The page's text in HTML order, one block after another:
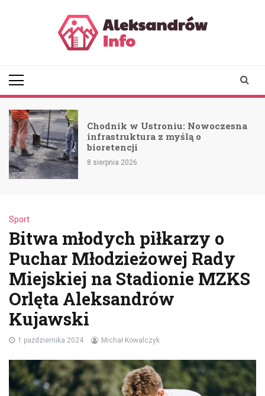
Chodnik w Ustroniu: Nowoczesna
infrastruktura z myślą o
bioretencji
8 sierpnia 2026
Sport
Bitwa młodych piłkarzy o
Puchar Młodzieżowej Rady
Miejskiej na Stadionie MZKS
Orlęta Aleksandrów
Kujawski
1 października 2024 Michał Kowalczyk